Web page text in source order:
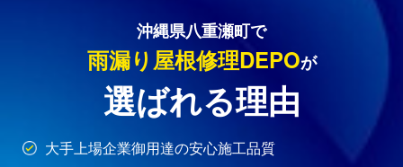
沖縄県八重瀬町で
雨漏り屋根修理DEPOが
選ばれる理由
大手上場企業御用達の安心施工品質